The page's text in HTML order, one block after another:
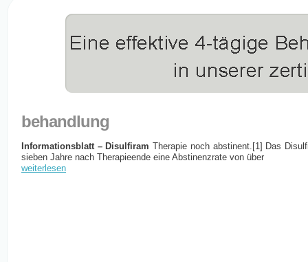
behandlung
Informationsblatt – Disulfiram Therapie noch abstinent.[1] Das
sieben Jahre nach Therapieende eine Abstinenzrate von über
weiterlesen